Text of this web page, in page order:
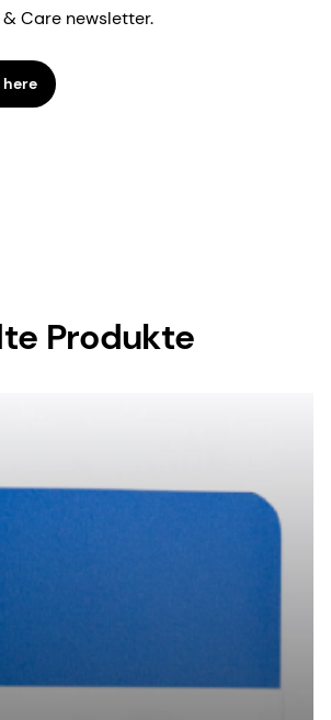
Care newsletter.
here
Produkte